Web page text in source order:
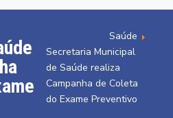
Saúde
Secretaria Municipal
de Saúde realiza
Campanha de Coleta
do Exame Preventivo